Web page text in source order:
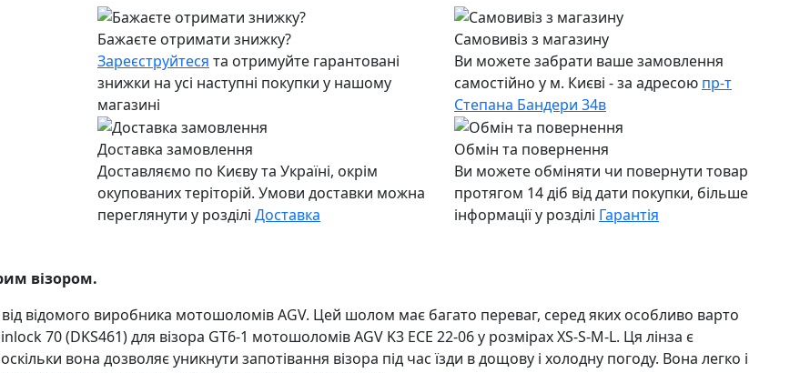
Бажаєте отримати знижку?
Зареєструйтеся та отримуйте гарантовані
знижки на усі наступні покупки у нашому
магазині
Самовивіз з магазину
Ви можете забрати ваше замовлення
самостійно у м. Києві - за адресою пр-т
Степана Бандери 34в
Доставка замовлення
Доставляємо по Києву та Україні, окрім
окупованих теріторій. Умови доставки можна
переглянути у розділі Доставка
Обмін та повернення
Ви можете обміняти чи повернути товар
протягом 14 діб від дати покупки, більше
інформації у розділі Гарантія
візором.
відомого виробника мотошоломів AGV. Цей шолом має багато переваг, серед яких особливо варто
70 (DKS461) для візора GT6-1 мотошоломів AGV K3 ECE 22-06 у розмірах XS-S-M-L. Ця лінза є
вона дозволяє уникнути запотівання візора під час їзди в дощову і холодну погоду. Вона легко і